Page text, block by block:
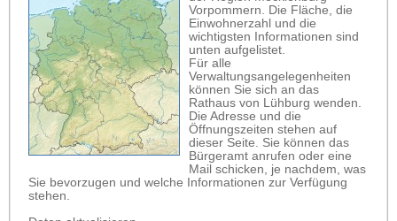
Vorpommern. Die Fläche, die
Einwohnerzahl und die
wichtigsten Informationen sind
unten aufgelistet.
Für alle
Verwaltungsangelegenheiten
können Sie sich an das
Rathaus von Lühburg wenden.
Die Adresse und die
Öffnungszeiten stehen auf
dieser Seite. Sie können das
Bürgeramt anrufen oder eine
Mail schicken, je nachdem, was
Sie bevorzugen und welche Informationen zur Verfügung
stehen.